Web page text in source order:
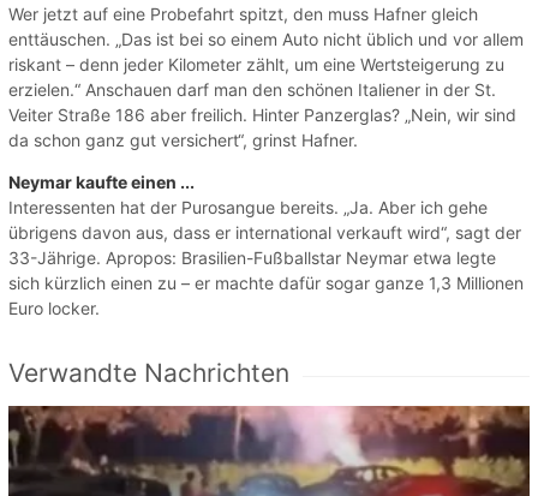
Wer jetzt auf eine Probefahrt spitzt, den muss Hafner gleich
enttäuschen. „Das ist bei so einem Auto nicht üblich und vor allem
riskant – denn jeder Kilometer zählt, um eine Wertsteigerung zu
erzielen.“ Anschauen darf man den schönen Italiener in der St.
Veiter Straße 186 aber freilich. Hinter Panzerglas? „Nein, wir sind
da schon ganz gut versichert“, grinst Hafner.
Neymar kaufte einen ...
Interessenten hat der Purosangue bereits. „Ja. Aber ich gehe
übrigens davon aus, dass er international verkauft wird“, sagt der
33-Jährige. Apropos: Brasilien-Fußballstar Neymar etwa legte
sich kürzlich einen zu – er machte dafür sogar ganze 1,3 Millionen
Euro locker.
Verwandte Nachrichten